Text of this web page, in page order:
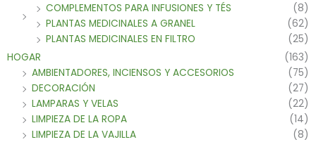
COMPLEMENTOS PARA INFUSIONES Y TÉS
(8)
PLANTAS MEDICINALES A GRANEL
(62)
PLANTAS MEDICINALES EN FILTRO
(25)
HOGAR
(163)
AMBIENTADORES, INCIENSOS Y ACCESORIOS
(75)
DECORACIÓN
(27)
LAMPARAS Y VELAS
(22)
LIMPIEZA DE LA ROPA
(14)
LIMPIEZA DE LA VAJILLA
(8)